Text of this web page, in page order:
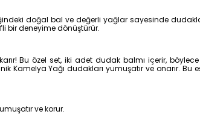
doğal bal ve değerli yağlar sayesinde
bir deneyime dönüştürür.
Bu özel set, iki adet dudak balmı içerir,
Kamelya Yağı dudakları yumuşatır ve onarır. Bu
ve korur.